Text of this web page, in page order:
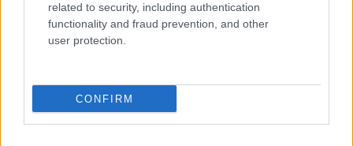
related to security, including authentication
functionality and fraud prevention, and other
user protection.
CONFIRM
Bielovič és
Martin
De tényleg gyáva volt-e Konrád vagy csak a
Henrikhez fűződő barátsága és hálaérzete
akadályozza meg abban, hogy megszöktesse